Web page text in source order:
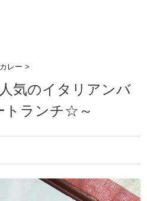
レー >
気のイタリアンバ
トランチ☆～